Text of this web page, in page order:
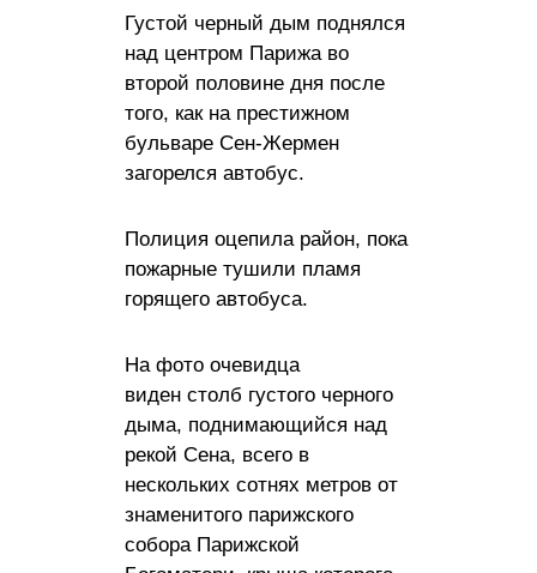
Густой черный дым поднялся
над центром Парижа во
второй половине дня после
того, как на престижном
бульваре Сен-Жермен
загорелся автобус.
Полиция оцепила район, пока
пожарные тушили пламя
горящего автобуса.
На фото очевидца
виден столб густого черного
дыма, поднимающийся над
рекой Сена, всего в
нескольких сотнях метров от
знаменитого парижского
собора Парижской